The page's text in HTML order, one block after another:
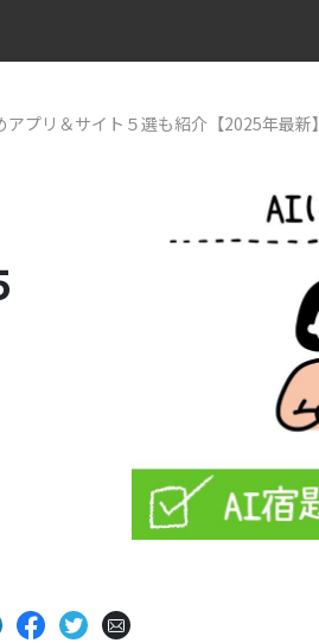
プリ＆サイト５選も紹介【2025年最新】